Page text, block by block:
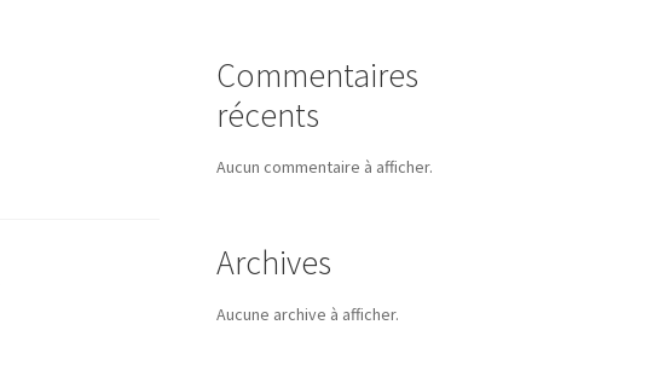
Commentaires
récents
Aucun commentaire à afficher.
Archives
Aucune archive à afficher.